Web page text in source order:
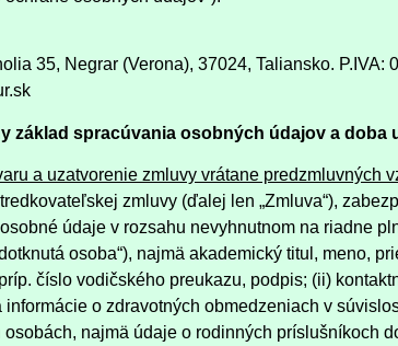
35, Negrar (Verona), 37024, Taliansko. P.IVA:
základ spracúvania osobných údajov a doba
a uzatvorenie zmluvy vrátane predzmluvných
zmluvy (ďalej len „Zmluva“),
údaje v rozsahu nevyhnutnom na riadne
osoba“), najmä akademický titul, meno,
číslo vodičského preukazu, podpis; (ii)
o zdravotných obmedzeniach v
najmä údaje o rodinných príslušníkoch